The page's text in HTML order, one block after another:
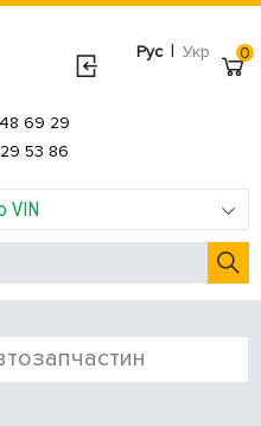
Рус | Укр
VIN
69 29
53 86
0